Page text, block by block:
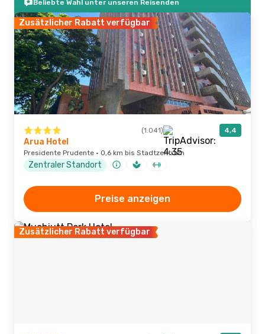
Beliebte Wahl unter unseren Reisenden
Zusätzlicher Rabatt verfügbar
(1.041) 4,4
Arua Hotel
Presidente Prudente · 0,6 km bis Stadtzentrum
Zentraler Standort
Preise anzeigen
Zusätzlicher Rabatt verfügbar